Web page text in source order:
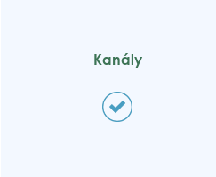
Kanály